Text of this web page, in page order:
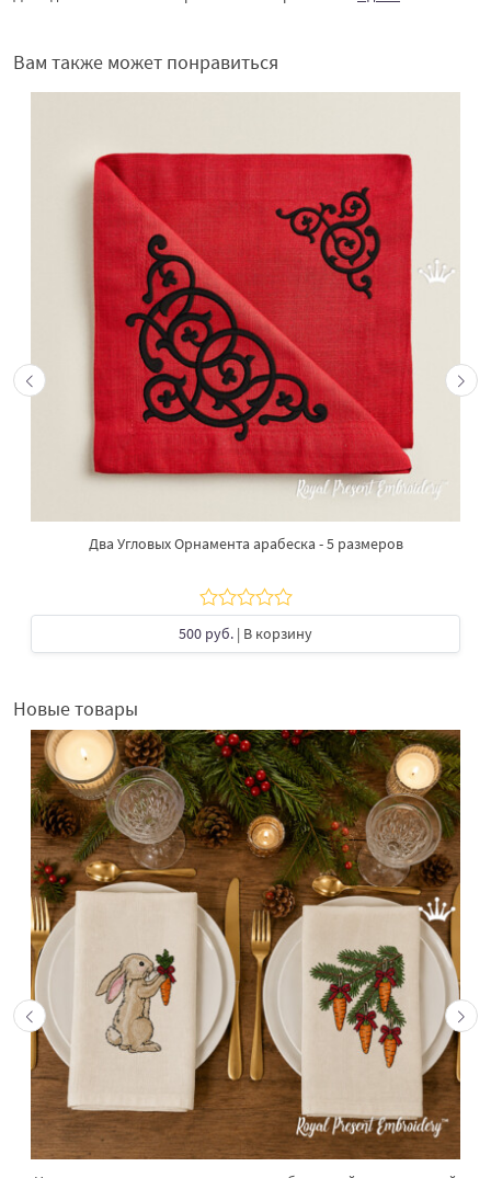
Вам также может понравиться
Два Угловых Орнамента арабеска - 5 размеров
500 руб. | В корзину
Новые товары